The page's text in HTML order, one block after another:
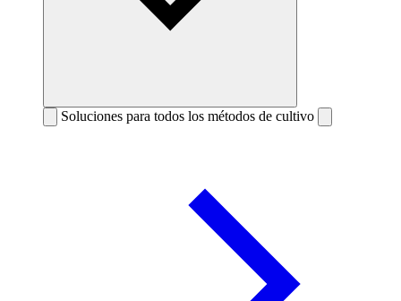
Soluciones para todos los métodos de cultivo